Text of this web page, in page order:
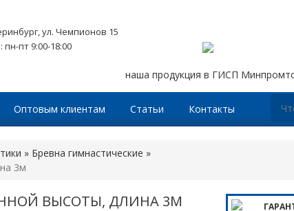
ул. Чемпионов 15
пт 9:00-18:00
наша продукция в ГИСП
Оптовым клиентам Статьи Контакты
» Бревна гимнастические »
3м
ВЫСОТЫ, ДЛИНА 3М